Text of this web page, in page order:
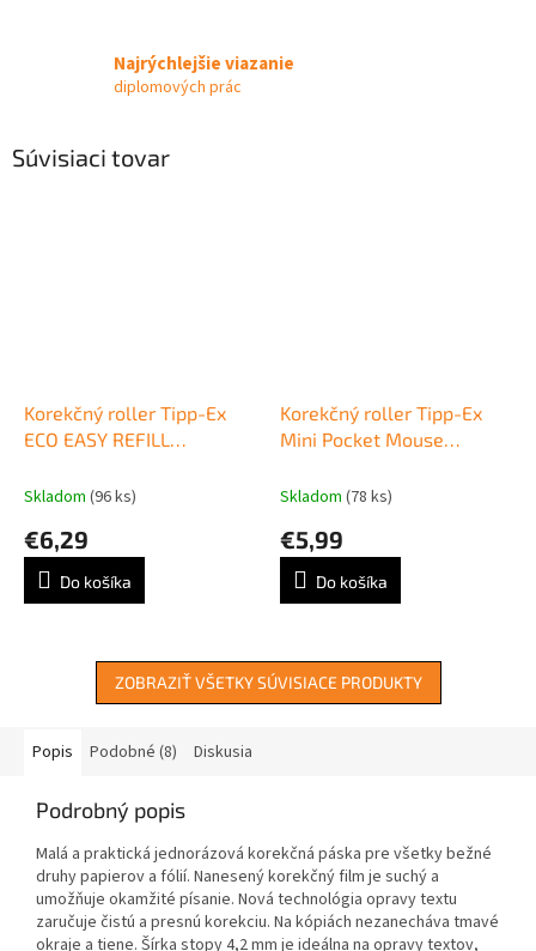
Najrýchlejšie viazanie
diplomových prác
Súvisiaci tovar
Korekčný roller Tipp-Ex
ECO EASY REFILL
Skladom (96 ks)
€6,29
Do košíka
Korekčný roller Tipp-Ex
Mini Pocket Mouse
Skladom (78 ks)
€5,99
Do košíka
ZOBRAZIŤ VŠETKY SÚVISIACE PRODUKTY
Popis Podobné (8) Diskusia
Podrobný popis
Malá a praktická jednorázová korekčná páska pre všetky bežné
druhy papierov a fólií. Nanesený korekčný film je suchý a
umožňuje okamžité písanie. Nová technológia opravy textu
zaručuje čistú a presnú korekciu. Na kópiách nezanecháva tmavé
okraje a tiene. Šírka stopy 4,2 mm je ideálna na opravy textov,